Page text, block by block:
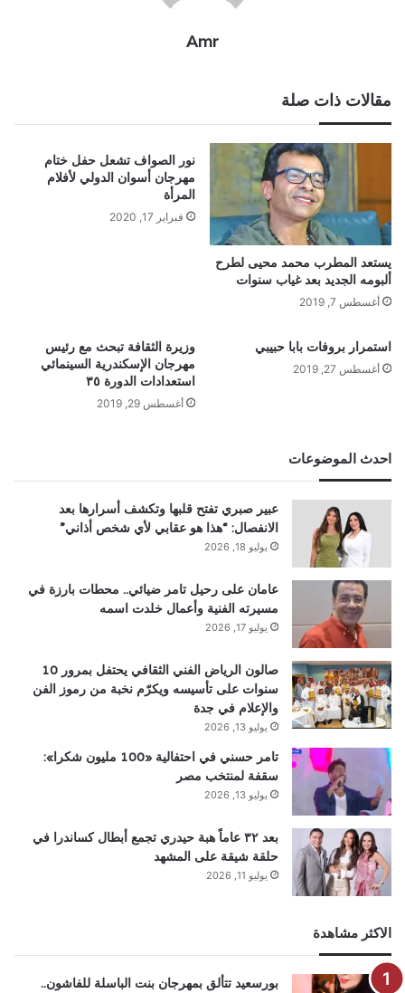
Amr
مقالات ذات صلة
يستعد المطرب محمد محيى لطرح
ألبومه الجديد بعد غياب سنوات
أغسطس 7, 2019
نور الصواف تشعل حفل ختام
مهرجان أسوان الدولي لأفلام
المرأة
فبراير 17, 2020
استمرار بروفات بابا حبيبي
أغسطس 27, 2019
وزيرة الثقافة تبحث مع رئيس
مهرجان الإسكندرية السينمائي
استعدادات الدورة ٣٥
أغسطس 29, 2019
احدث الموضوعات
عبير صبري تفتح قلبها وتكشف أسرارها بعد
الانفصال: “هذا هو عقابي لأي شخص أذاني”
يوليو 18, 2026
عامان على رحيل تامر ضيائي.. محطات بارزة في
مسيرته الفنية وأعمال خلدت اسمه
يوليو 17, 2026
صالون الرياض الفني الثقافي يحتفل بمرور 10
سنوات على تأسيسه ويكرّم نخبة من رموز الفن
والإعلام في جدة
يوليو 13, 2026
تامر حسني في احتفالية «100 مليون شكرا»:
سقفة لمنتخب مصر
يوليو 13, 2026
بعد ٣٢ عاماً هبة حيدري تجمع أبطال كساندرا في
حلقة شيقة على المشهد
يوليو 11, 2026
الاكثر مشاهدة
بورسعيد تتألق بمهرجان بنت الباسلة للفاشون..